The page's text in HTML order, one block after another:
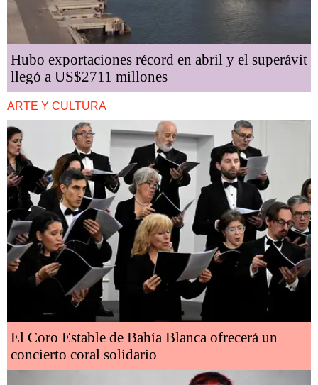
Hubo exportaciones récord en abril y el superávit
llegó a US$2711 millones
ARTE Y CULTURA
El Coro Estable de Bahía Blanca ofrecerá un
concierto coral solidario